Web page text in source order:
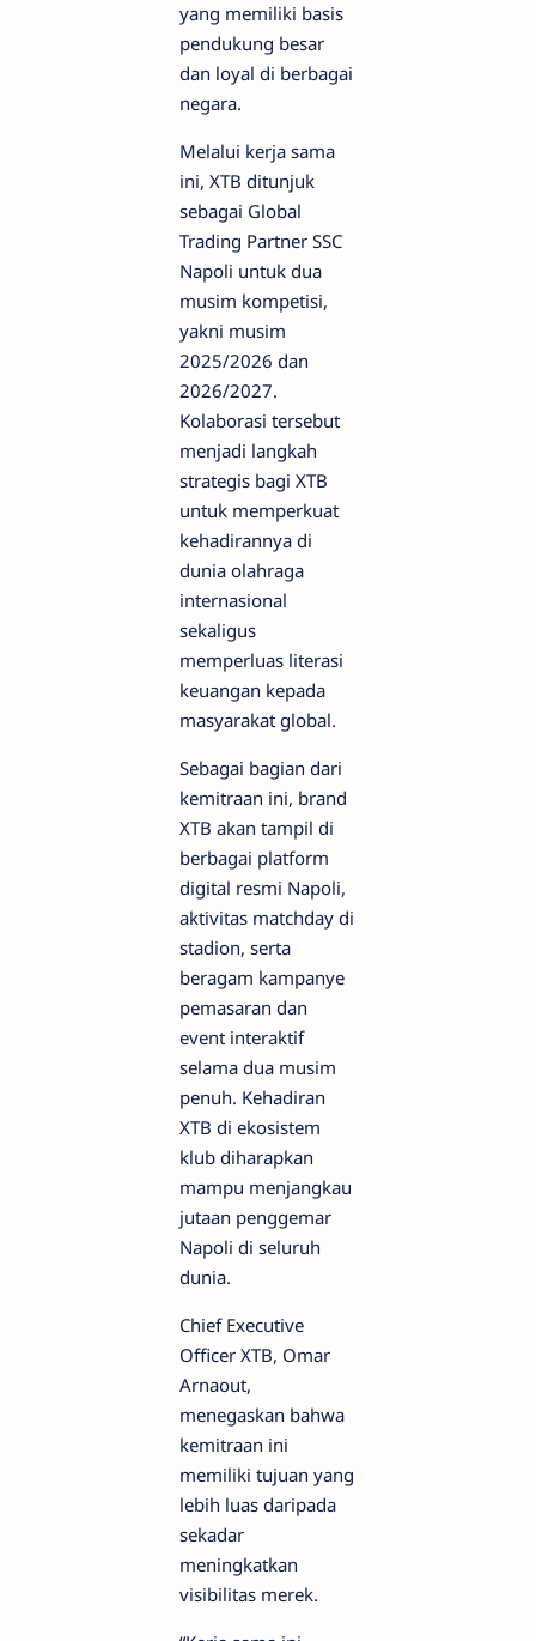
yang memiliki basis
pendukung besar
dan loyal di berbagai
negara.
Melalui kerja sama
ini, XTB ditunjuk
sebagai Global
Trading Partner SSC
Napoli untuk dua
musim kompetisi,
yakni musim
2025/2026 dan
2026/2027.
Kolaborasi tersebut
menjadi langkah
strategis bagi XTB
untuk memperkuat
kehadirannya di
dunia olahraga
internasional
sekaligus
memperluas literasi
keuangan kepada
masyarakat global.
Sebagai bagian dari
kemitraan ini, brand
XTB akan tampil di
berbagai platform
digital resmi Napoli,
aktivitas matchday di
stadion, serta
beragam kampanye
pemasaran dan
event interaktif
selama dua musim
penuh. Kehadiran
XTB di ekosistem
klub diharapkan
mampu menjangkau
jutaan penggemar
Napoli di seluruh
dunia.
Chief Executive
Officer XTB, Omar
Arnaout,
menegaskan bahwa
kemitraan ini
memiliki tujuan yang
lebih luas daripada
sekadar
meningkatkan
visibilitas merek.